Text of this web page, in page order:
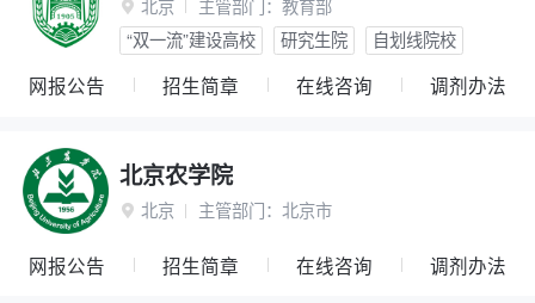
 北京 主管部门： 教育部
“双一流”建设高校
研究生院 自划线院校
网报公告 招生简章 在线咨询 调剂办法
北京农学院
 北京 主管部门： 北京市
网报公告 招生简章 在线咨询 调剂办法